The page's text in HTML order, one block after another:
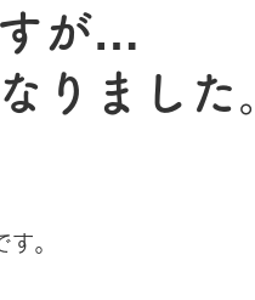
が…
りました
。